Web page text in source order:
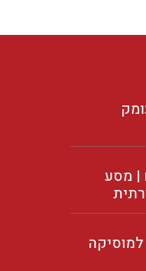
| מסע
למוסיקה